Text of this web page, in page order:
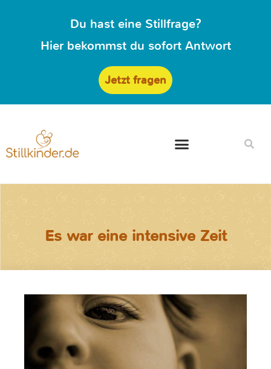
Du hast eine Stillfrage?
Hier bekommst du sofort Antwort
Jetzt fragen
Es war eine intensive Zeit